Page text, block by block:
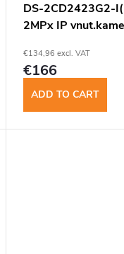
DS-2CD2423G2-
2MPx IP
€134,96 excl. VAT
€166
ADD TO CART